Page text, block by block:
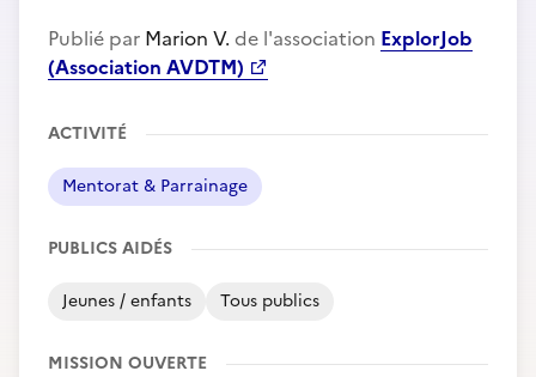
Publié par Marion V. de l'association ExplorJob
(Association AVDTM)
ACTIVITÉ
Mentorat & Parrainage
PUBLICS AIDÉS
Jeunes / enfants Tous publics
MISSION OUVERTE